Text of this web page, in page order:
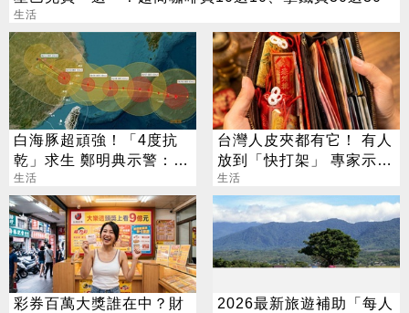
生活
白海豚超頑強！「4度抗
乾」求生 鄭明典示警：不
可輕忽
生活
台灣人皮夾都有它！ 有人
放到「快打架」 專家示
警：會過期
生活
彩券百萬大獎誰在中？財
2026最新旅遊補助「每人